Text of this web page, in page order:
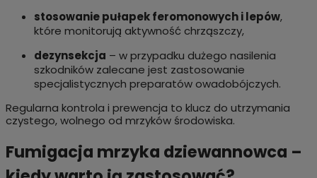
stosowanie pułapek feromonowych i lepów,
które monitorują aktywność chrząszczy,
dezynsekcja – w przypadku dużego nasilenia
szkodników zalecane jest zastosowanie
specjalistycznych preparatów owadobójczych.
Regularna kontrola i prewencja to klucz do utrzymania
czystego, wolnego od mrzyków środowiska.
Fumigacja mrzyka dziewannowca –